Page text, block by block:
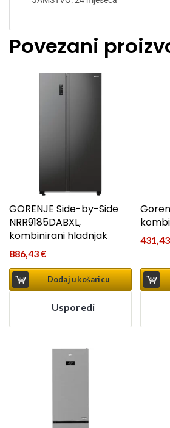
Povezani
GORENJE Side-by-Side
NRR9185DABXL,
kombinirani hladnjak
886,43€
Dodaj u košaricu
Usporedi